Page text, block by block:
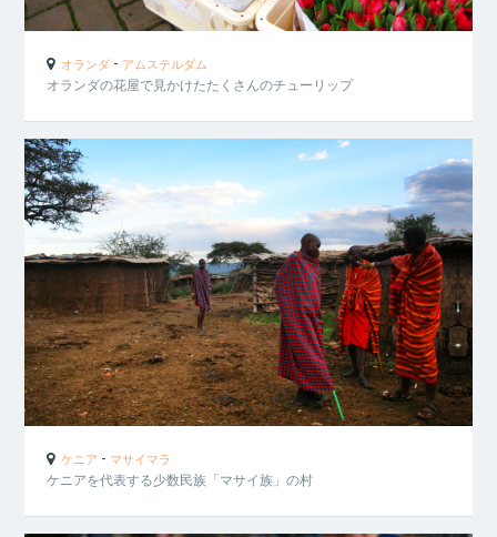
オランダ - アムステルダム
オランダの花屋で見かけたたくさんのチューリップ
ケニア - マサイマラ
ケニアを代表する少数民族「マサイ族」の村